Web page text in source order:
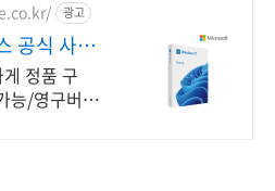
광고
공식 사업
정품 구
능/영구버전